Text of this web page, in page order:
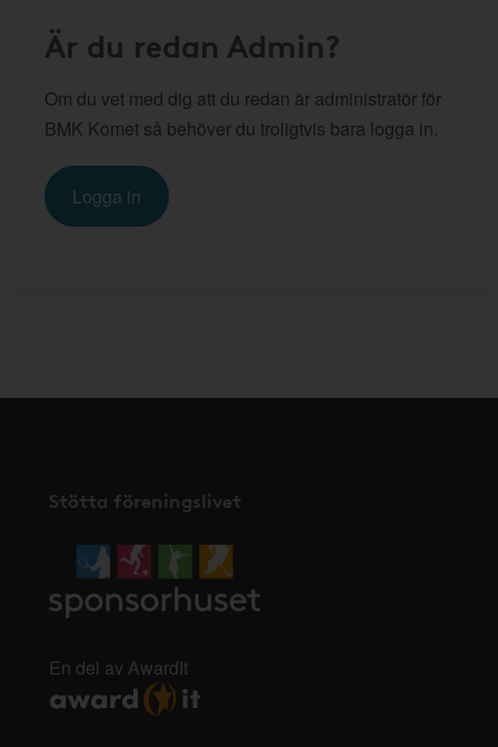
Är du redan Admin?
Om du vet med dig att du redan är administratör för
BMK Komet så behöver du troligtvis bara logga in.
Logga in
Stötta föreningslivet
En del av AwardIt